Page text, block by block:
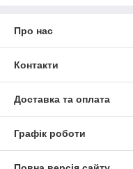
Про нас
Контакти
Доставка та оплата
Графік роботи